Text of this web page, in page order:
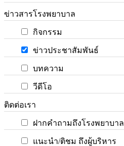
ข่าวสารโรงพยาบาล
กิจกรรม
ข่าวประชาสัมพันธ์
บทความ
วีดีโอ
ติดต่อเรา
ฝากคำถามถึงโรงพยาบาล
แนะนำ/ติชม ถึงผู้บริหาร